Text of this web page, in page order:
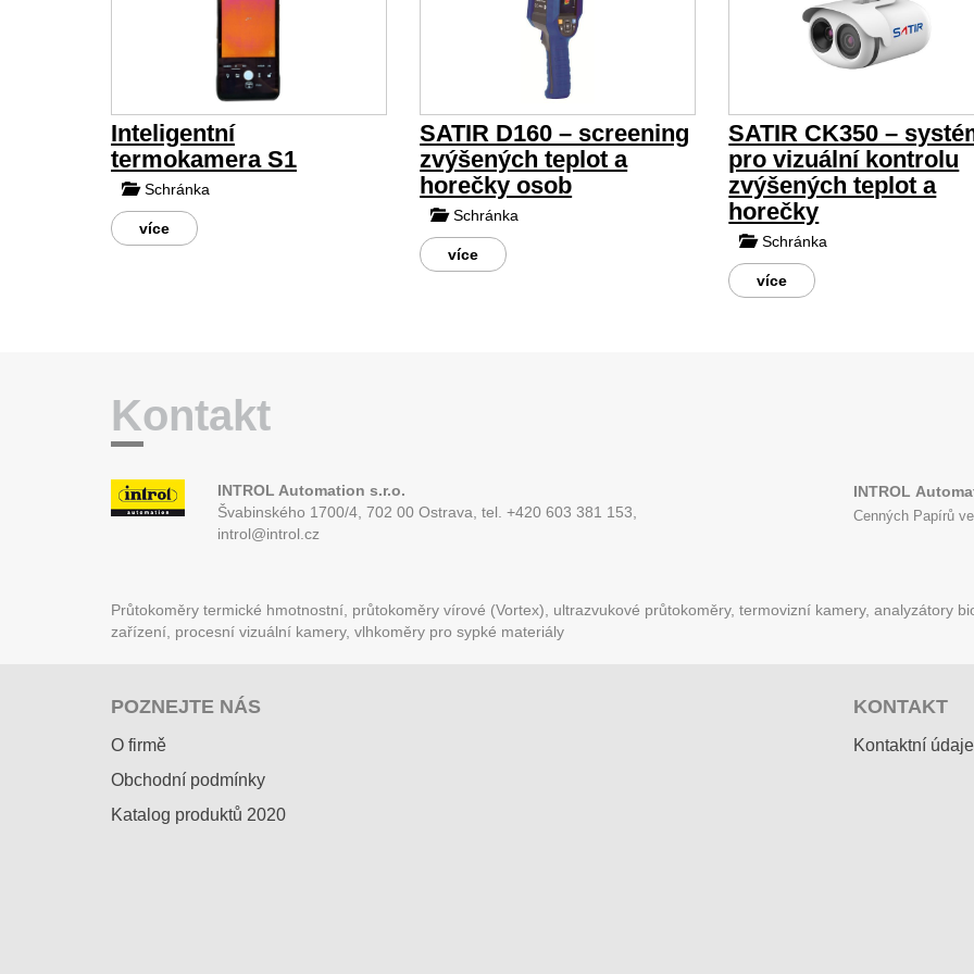
Inteligentní
termokamera S1
Schránka
více
SATIR D160 – screening
zvýšených teplot a
horečky osob
Schránka
více
SATIR CK350 –
pro vizuální kontrolu
zvýšených teplot a
horečky
Schránka
více
Kontakt
INTROL Automation s.r.o.
Švabinského 1700/4, 702 00 Ostrava, tel. +420 603 381 153,
introl@introl.cz
INTROL
Cenných Papírů
Průtokoměry termické hmotnostní, průtokoměry vírové (Vortex), ultrazvukové průtokoměry, termovizní kamery, analyzátory
zařízení, procesní vizuální kamery, vlhkoměry pro sypké materiály
POZNEJTE NÁS
O firmě
Obchodní podmínky
Katalog produktů 2020
KONTAKT
Kontaktní údaje